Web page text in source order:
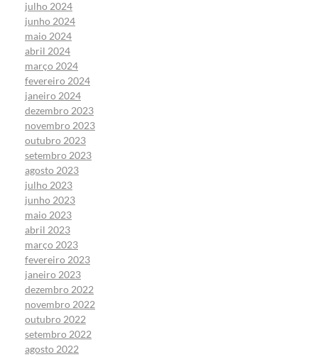
julho 2024
junho 2024
maio 2024
abril 2024
março 2024
fevereiro 2024
janeiro 2024
dezembro 2023
novembro 2023
outubro 2023
setembro 2023
agosto 2023
julho 2023
junho 2023
maio 2023
abril 2023
março 2023
fevereiro 2023
janeiro 2023
dezembro 2022
novembro 2022
outubro 2022
setembro 2022
agosto 2022